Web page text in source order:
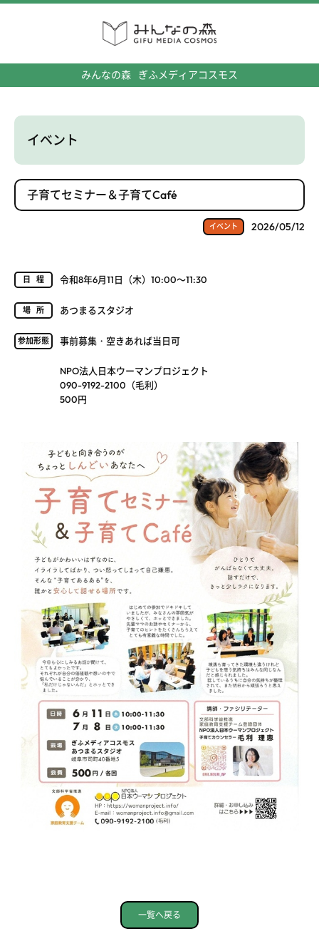
みんなの森 ぎふメディアコスモス
イベント
子育てセミナー＆子育てCafé
イベント 2026/05/12
日程 令和8年6月11日（木）10:00～11:30
場所 あつまるスタジオ
参加形態 事前募集・空きあれば当日可
NPO法人日本ウーマンプロジェクト
090-9192-2100（毛利）
500円
一覧へ戻る